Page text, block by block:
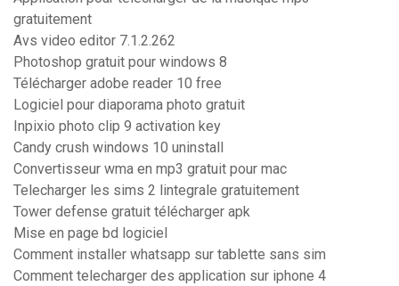
gratuitement
Avs video editor 7.1.2.262
Photoshop gratuit pour windows 8
Télécharger adobe reader 10 free
Logiciel pour diaporama photo gratuit
Inpixio photo clip 9 activation key
Candy crush windows 10 uninstall
Convertisseur wma en mp3 gratuit pour mac
Telecharger les sims 2 lintegrale gratuitement
Tower defense gratuit télécharger apk
Mise en page bd logiciel
Comment installer whatsapp sur tablette sans sim
Comment telecharger des application sur iphone 4